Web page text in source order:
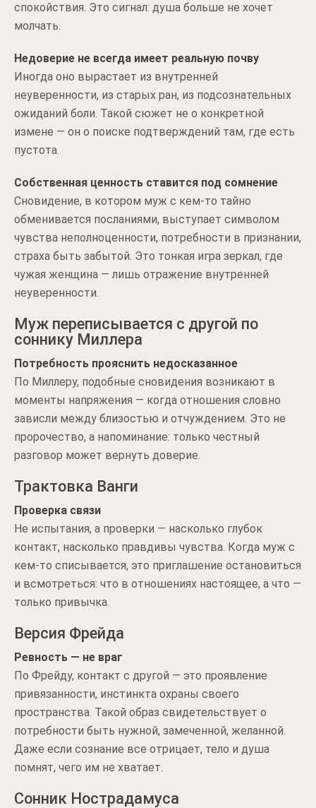
спокойствия. Это сигнал: душа больше не хочет
молчать.
Недоверие не всегда имеет реальную почву
Иногда оно вырастает из внутренней
неуверенности, из старых ран, из подсознательных
ожиданий боли. Такой сюжет не о конкретной
измене — он о поиске подтверждений там, где есть
пустота.
Собственная ценность ставится под сомнение
Сновидение, в котором муж с кем-то тайно
обменивается посланиями, выступает символом
чувства неполноценности, потребности в признании,
страха быть забытой. Это тонкая игра зеркал, где
чужая женщина — лишь отражение внутренней
неуверенности.
Муж переписывается с другой по
соннику Миллера
Потребность прояснить недосказанное
По Миллеру, подобные сновидения возникают в
моменты напряжения — когда отношения словно
зависли между близостью и отчуждением. Это не
пророчество, а напоминание: только честный
разговор может вернуть доверие.
Трактовка Ванги
Проверка связи
Не испытания, а проверки — насколько глубок
контакт, насколько правдивы чувства. Когда муж с
кем-то списывается, это приглашение остановиться
и всмотреться: что в отношениях настоящее, а что —
только привычка.
Версия Фрейда
Ревность — не враг
По Фрейду, контакт с другой — это проявление
привязанности, инстинкта охраны своего
пространства. Такой образ свидетельствует о
потребности быть нужной, замеченной, желанной.
Даже если сознание все отрицает, тело и душа
помнят, чего им не хватает.
Сонник Нострадамуса